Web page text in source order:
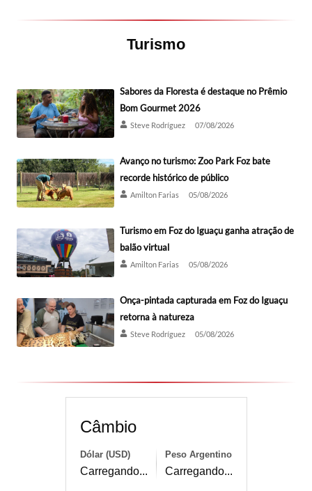
Turismo
Sabores da Floresta é destaque no Prêmio
Bom Gourmet 2026
Steve Rodríguez 07/08/2026
Avanço no turismo: Zoo Park Foz bate
recorde histórico de público
Amilton Farias 05/08/2026
Turismo em Foz do Iguaçu ganha atração de
balão virtual
Amilton Farias 05/08/2026
Onça-pintada capturada em Foz do Iguaçu
retorna à natureza
Steve Rodríguez 05/08/2026
Câmbio
Dólar (USD)
Carregando...
Peso Argentino
Carregando...